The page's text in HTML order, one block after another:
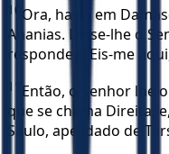
10 Ora, havia em
Ananias. Disse-lhe o
respondeu: Eis-me
11
Então, o Senhor lhe
que se chama Direita,
Saulo, apelidado de